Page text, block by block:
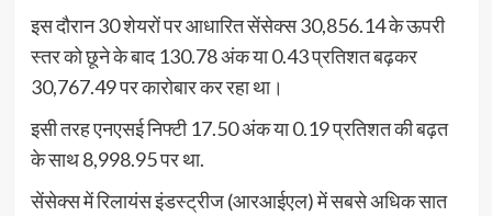
इस दौरान 30 शेयरों पर आधारित सेंसेक्स 30,856.14 के ऊपरी
स्तर को छूने के बाद 130.78 अंक या 0.43 प्रतिशत बढ़कर
30,767.49 पर कारोबार कर रहा था।
इसी तरह एनएसई निफ्टी 17.50 अंक या 0.19 प्रतिशत की बढ़त
के साथ 8,998.95 पर था.
सेंसेक्स में रिलायंस इंडस्ट्रीज (आरआईएल) में सबसे अधिक सात